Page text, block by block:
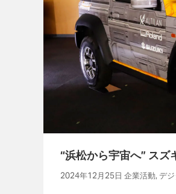
“浜松から宇宙へ” スズ
2024年12月25日 企業活動, デ